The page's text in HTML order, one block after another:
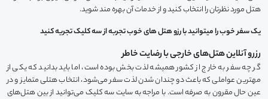
هتل مورد نظرتان را انتخاب کنید و از خدمات آن بهره مند شوید.
یک سفر خوب را میتوانید با رزو هتل های خوب تجربه از سه کلیک تجریه کنید
رزرو آنلاین هتل‌های خارجی با رضایت خاطر
گر چه سفر به خارج از کشور همیشه لذت بخش بوده است، اما باید بدانید که یکی از
مهترین عواملی که باعث دو چندان شدن لذت سفر می‌شود، انتخاب هتلی متمایز و در
عین حال مقرون به صرفه است. با مراجه به سایت سه کلیک می‌توانید از بین هتل‌های